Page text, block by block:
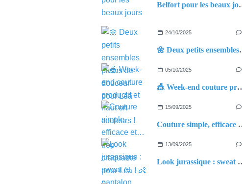
Belfort
24/10/2025
🌼 Deux
05/10/2025
🎪 Week-end couture
15/09/2025
Couture simple,
13/09/2025
Look jurassique : sweat